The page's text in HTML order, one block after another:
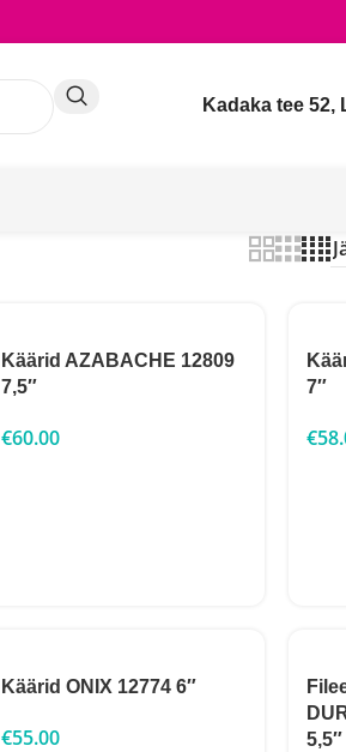
Kadaka tee 52,
Käärid AZABACHE 12809
7,5″
€60.00
7″
€
Käärid ONIX 12774 6″
€55.00
5,5″